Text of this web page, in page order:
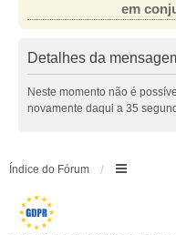
em
Detalhes da
Neste momento não é
novamente daqui a 35
Índice do Fórum